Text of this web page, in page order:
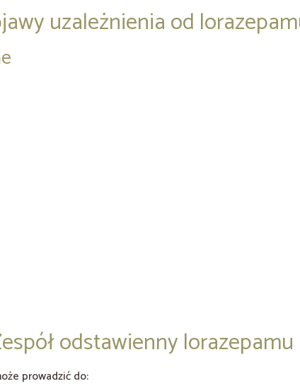
uzależnienia od
odstawienny lorazepamu
prowadzić do: